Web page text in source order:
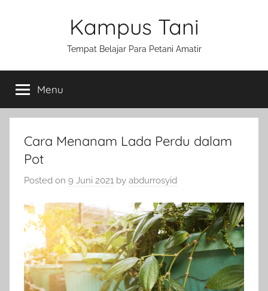
Kampus Tani
Tempat Belajar Para Petani Amatir
Menu
Cara Menanam Lada Perdu dalam
Pot
Posted on 9 Juni 2021 by abdurrosyid